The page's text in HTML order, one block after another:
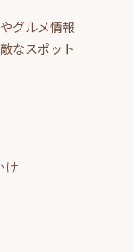
グルメ情報
なスポット
け